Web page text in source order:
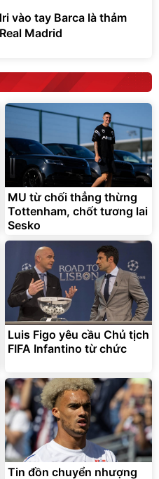
vào tay Barca là thảm
Madrid
MU từ chối thẳng thừng
Tottenham, chốt tương lai
Sesko
Luis Figo yêu cầu Chủ tịch
FIFA Infantino từ chức
Tin đồn chuyển nhượng